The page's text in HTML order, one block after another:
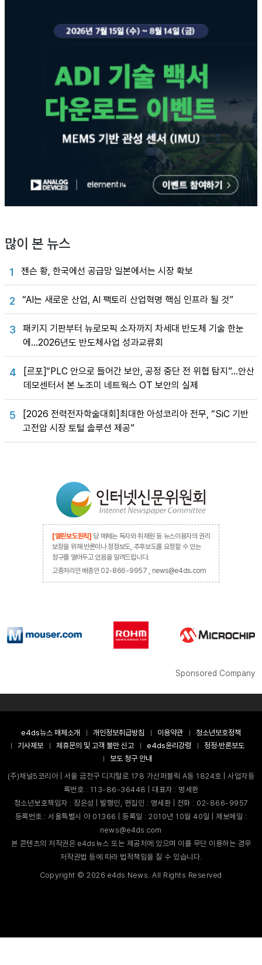
많이 본 뉴스
1 젠슨 황, 한국에선 공급망 일본에서는 시장 확보
2 “AI는 새로운 산업, AI 팩토리 산업혁명 핵심 인프라 될 것”
3
패키지 기판부터 뉴로모픽 소자까지 차세대 반도체 기술 한눈
에…2026년도 반도체사업 성과교류회
4
[르포]“PLC 안으로 들어간 보안, 공정 중단 전 위협 탐지”…안산
데모센터서 본 노조미 네트웍스 OT 보안의 실제
5
[2026 전력전자학술대회]최대한 아성코리아 전무, “SiC 기반
고전압 시장 토털 솔루션 제공”
[열린보도원칙] 당 매체는 독자와 취재원 등 뉴스이용자의 권리
보장을 위해 반론이나 정정보도, 추후보도를 요청할 수 있는
창구를 열어두고 있음을 알려드립니다.
고충처리인 배종인 02-866-9957 , news@e4ds.com
Sponsored Company
e4ds뉴스 매체소개 개인정보취급방침 이용약관
청소년보호정책
기사제보
제휴문의 및 고객 불만 신고 e4ds윤리강령
정정·반론보도
보도 청구 안내
(주)채널5코리아 | 서울 금천구 디지털로 178 가산퍼블릭 A동 1824호 | 사업자등
록번호 : 113-86-36448 | 대표자 : 명세환
청소년보호책임자 : 장은성 | 발행인, 편집인 : 명세환 | 전화 : 02-866-9957
등록번호 : 서울특별시 아 01366 | 등록일 : 2010년 10월 40일 | 제보메일 :
news@e4ds.com
본 콘텐츠의 저작권은 e4ds뉴스 또는 제공처에 있으며 이를 무단 이용하는 경우
저작권법 등에 따라 법적책임을 질 수 있습니다.
Copyright ©2026 e4ds News. All Rights Reserved